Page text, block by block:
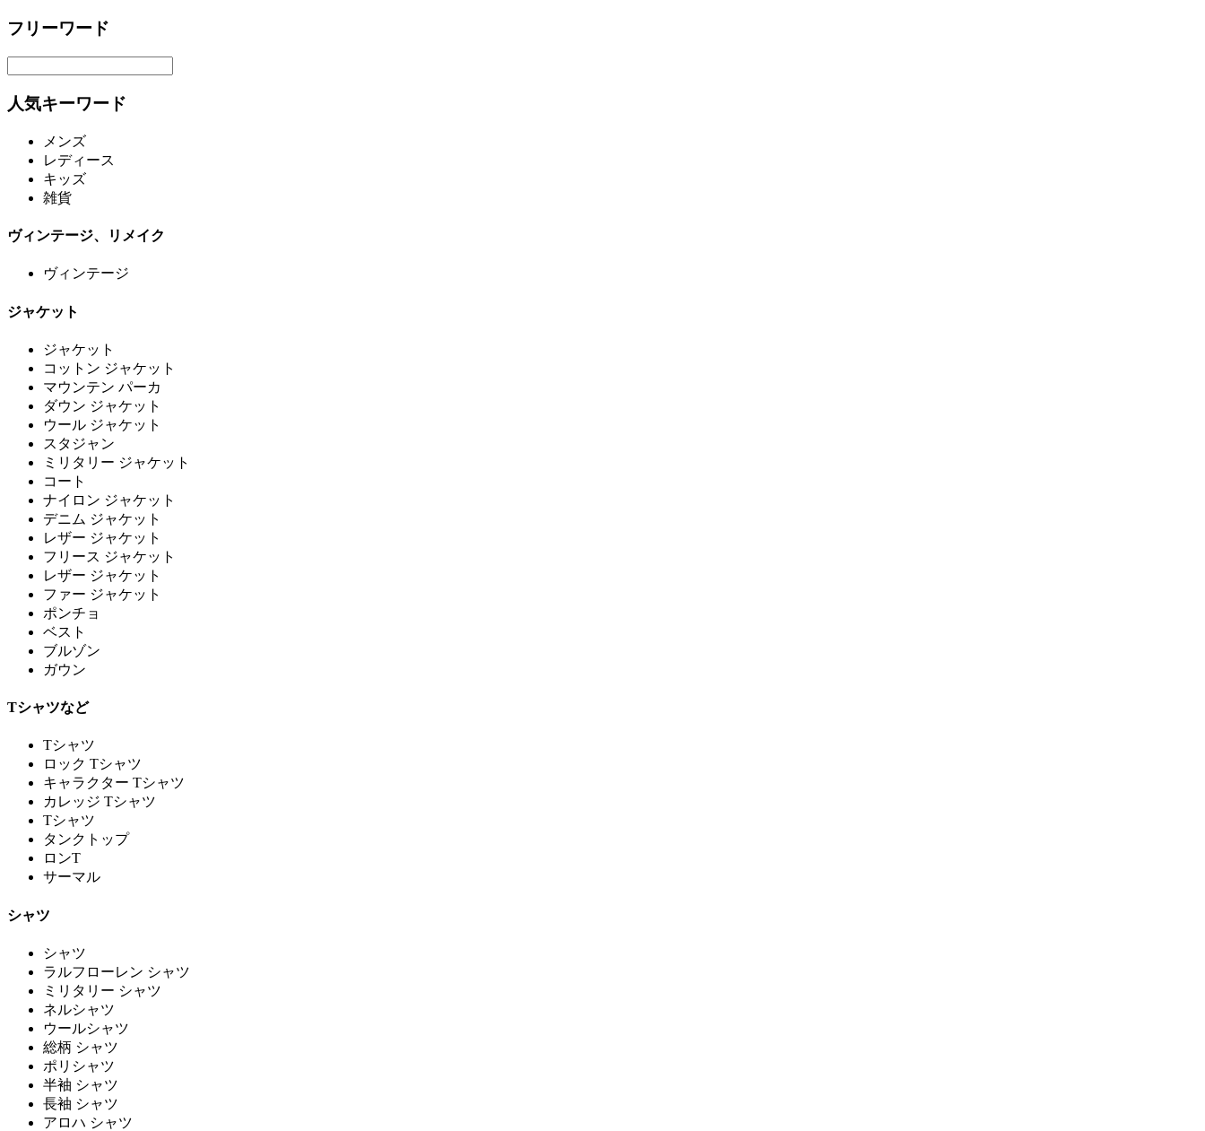
フリーワード
人気キーワード
メンズ
レディース
キッズ
雑貨
ヴィンテージ、リメイク
ヴィンテージ
ジャケット
ジャケット
コットン ジャケット
マウンテン パーカ
ダウン ジャケット
ウール ジャケット
スタジャン
ミリタリー ジャケット
コート
ナイロン ジャケット
デニム ジャケット
レザー ジャケット
フリース ジャケット
レザー ジャケット
ファー ジャケット
ポンチョ
ベスト
ブルゾン
ガウン
Tシャツなど
Tシャツ
ロック Tシャツ
キャラクター Tシャツ
カレッジ Tシャツ
Tシャツ
タンクトップ
ロンT
サーマル
シャツ
シャツ
ラルフローレン シャツ
ミリタリー シャツ
ネルシャツ
ウールシャツ
総柄 シャツ
ポリシャツ
半袖 シャツ
長袖 シャツ
アロハ シャツ